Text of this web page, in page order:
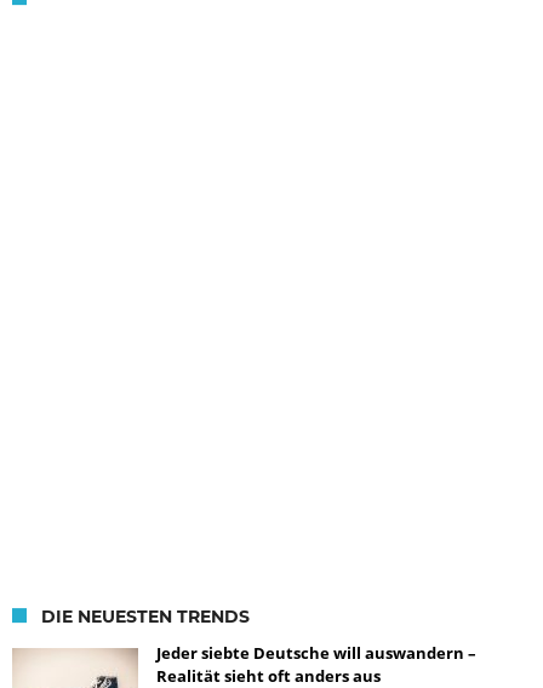
DIE NEUESTEN TRENDS
Jeder siebte Deutsche will auswandern –
Realität sieht oft anders aus